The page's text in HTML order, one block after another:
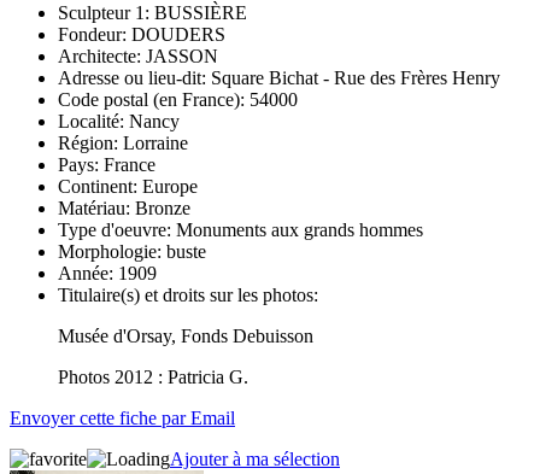
Sculpteur 1: BUSSIÈRE
Fondeur: DOUDERS
Architecte: JASSON
Adresse ou lieu-dit: Square Bichat - Rue des Frères Henry
Code postal (en France): 54000
Localité: Nancy
Région: Lorraine
Pays: France
Continent: Europe
Matériau: Bronze
Type d'oeuvre: Monuments aux grands hommes
Morphologie: buste
Année: 1909
Titulaire(s) et droits sur les photos:
Musée d'Orsay, Fonds Debuisson
Photos 2012 : Patricia G.
Envoyer cette fiche par Email
Ajouter à ma sélection